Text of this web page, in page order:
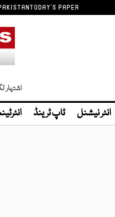
TODAY'S PAPER
اشتہار
انٹر نیشنل ٹاپ ٹرینڈ